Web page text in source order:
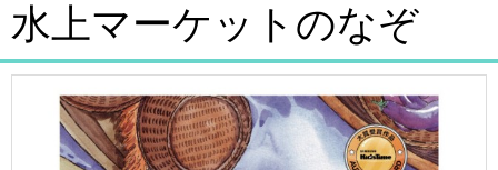
水上マーケットのなぞ